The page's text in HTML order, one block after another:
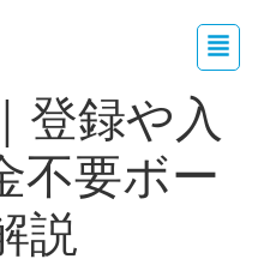
登録や入
不要ボー
説